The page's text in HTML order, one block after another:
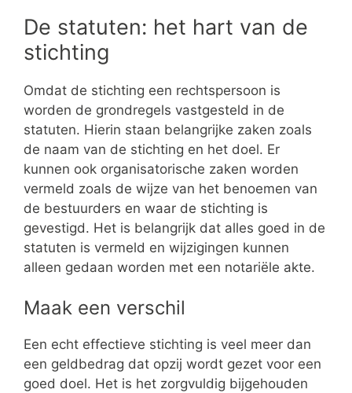
De statuten: het hart van de
stichting
Omdat de stichting een rechtspersoon is
worden de grondregels vastgesteld in de
statuten. Hierin staan belangrijke zaken zoals
de naam van de stichting en het doel. Er
kunnen ook organisatorische zaken worden
vermeld zoals de wijze van het benoemen van
de bestuurders en waar de stichting is
gevestigd. Het is belangrijk dat alles goed in de
statuten is vermeld en wijzigingen kunnen
alleen gedaan worden met een notariële akte.
Maak een verschil
Een echt effectieve stichting is veel meer dan
een geldbedrag dat opzij wordt gezet voor een
goed doel. Het is het zorgvuldig bijgehouden